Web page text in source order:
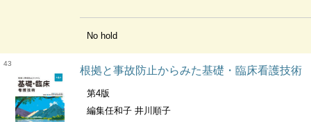
No hold
43
根拠と事故防止からみた基礎・臨床看護技術
第4版
編集任和子 井川順子